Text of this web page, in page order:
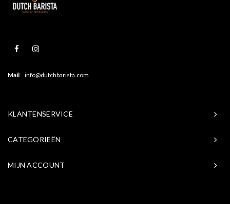
Mail info@dutchbarista.com
KLANTENSERVICE
CATEGORIEËN
MIJN ACCOUNT